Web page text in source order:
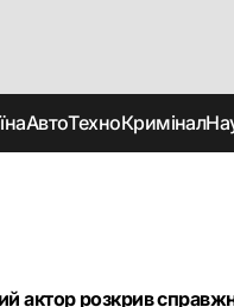
АвтоТехноКримінал
актор розкрив